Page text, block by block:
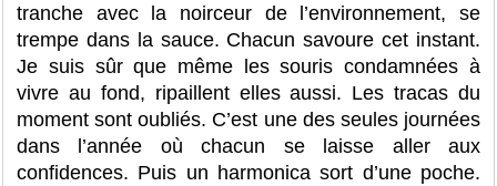
tranche avec la noirceur de l’environnement, se
trempe dans la sauce. Chacun savoure cet instant.
Je suis sûr que même les souris condamnées à
vivre au fond, ripaillent elles aussi. Les tracas du
moment sont oubliés. C’est une des seules journées
dans l’année où chacun se laisse aller aux
confidences. Puis un harmonica sort d’une poche.